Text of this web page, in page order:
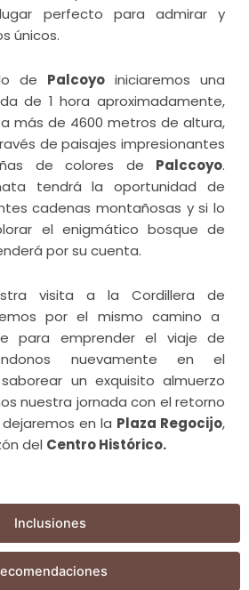
Inclusiones
perfecto para admirar y
únicos.
de Palcoyo iniciaremos una
de 1 hora aproximadamente,
más de 4600 metros de altura,
de paisajes impresionantes
de colores de Palccoyo.
tendrá la oportunidad de
cadenas montañosas y si lo
el enigmático bosque de
por su cuenta.
visita a la Cordillera de
por el mismo camino a
para emprender el viaje de
nuevamente en el
un exquisito almuerzo
nuestra jornada con el retorno
en la Plaza Regocijo,
del Centro Histórico.